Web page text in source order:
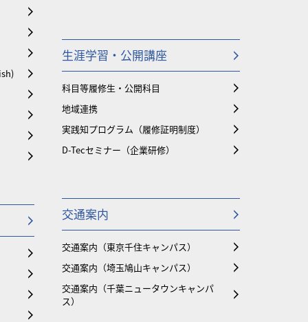
生涯学習・公開講座
科目等履修生・公開科目
地域連携
実践知プログラム（履修証明制度）
D-Tecセミナー（企業研修）
交通案内
交通案内（東京千住キャンパス）
交通案内（埼玉鳩山キャンパス）
交通案内（千葉ニュータウンキャンパ
ス）